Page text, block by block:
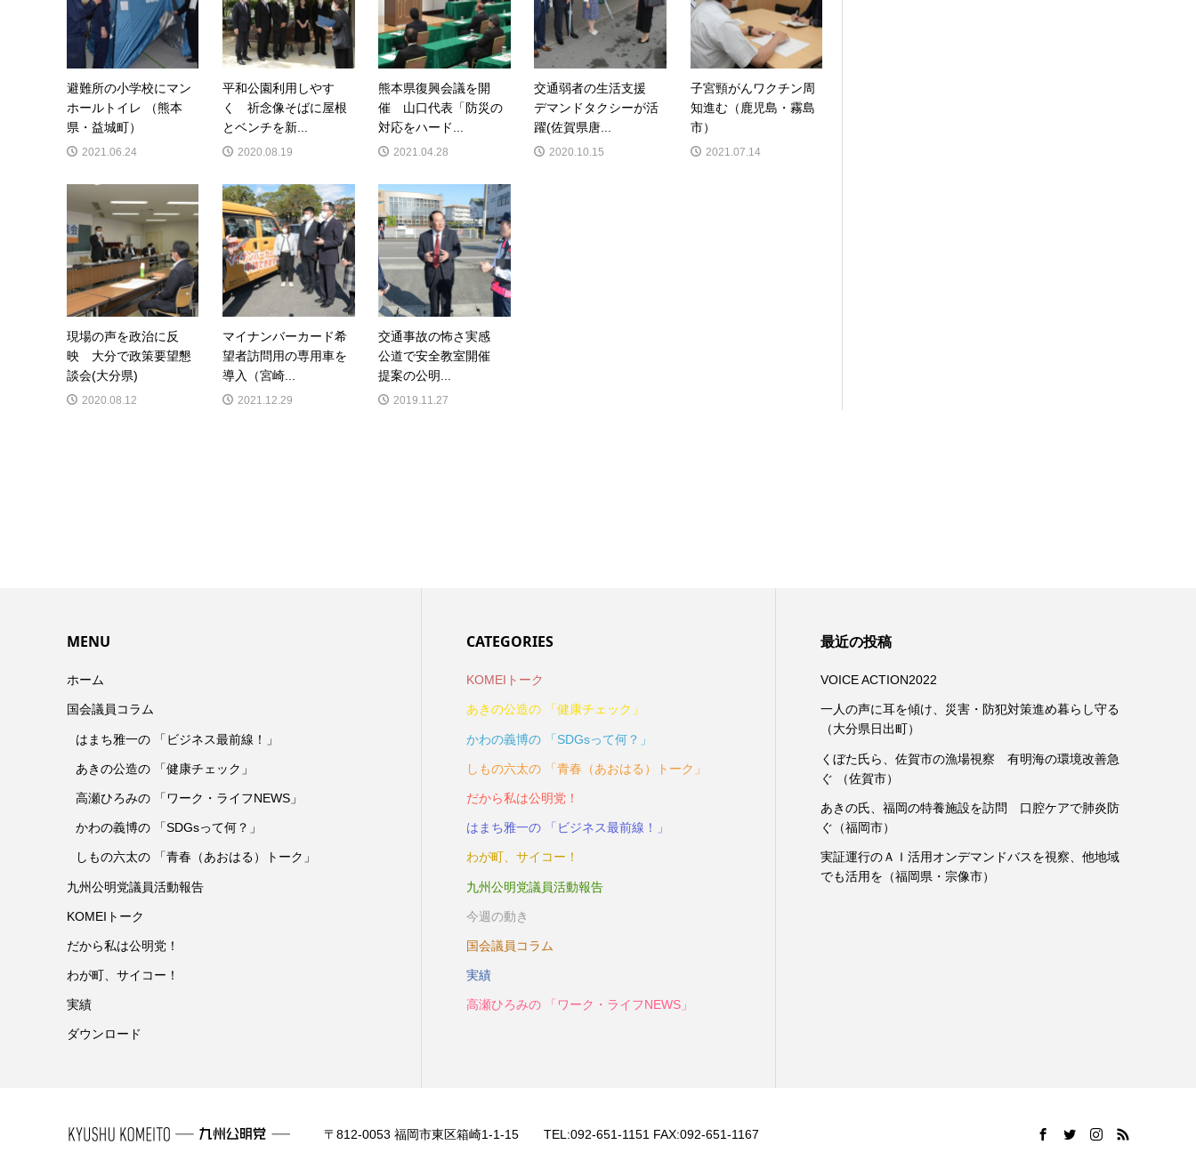
避難所の小学校にマン
ホールトイレ （熊本
県・益城町）
2021.06.24
平和公園利用しやす
く 祈念像そばに屋根
とベンチを新...
2020.08.19
熊本県復興会議を開
催 山口代表「防災の
対応をハード...
2021.04.28
交通弱者の生活支援
デマンドタクシーが活
躍(佐賀県唐...
2020.10.15
子宮頸がんワクチン周
知進む（鹿児島・霧島
市）
2021.07.14
現場の声を政治に反
映 大分で政策要望懇
談会(大分県)
2020.08.12
マイナンバーカード希
望者訪問用の専用車を
導入（宮崎...
2021.12.29
交通事故の怖さ実感
公道で安全教室開催
提案の公明...
2019.11.27
MENU
ホーム
国会議員コラム
はまち雅一の 「ビジネス最前線！」
あきの公造の 「健康チェック」
高瀬ひろみの 「ワーク・ライフNEWS」
かわの義博の 「SDGsって何？」
しもの六太の 「青春（あおはる）トーク」
九州公明党議員活動報告
KOMEIトーク
だから私は公明党！
わが町、サイコー！
実績
ダウンロード
CATEGORIES
KOMEIトーク
あきの公造の 「健康チェック」
かわの義博の 「SDGsって何？」
しもの六太の 「青春（あおはる）トーク」
だから私は公明党！
はまち雅一の 「ビジネス最前線！」
わが町、サイコー！
九州公明党議員活動報告
今週の動き
国会議員コラム
実績
高瀬ひろみの 「ワーク・ライフNEWS」
最近の投稿
VOICE ACTION2022
一人の声に耳を傾け、災害・防犯対策進め暮らし守る
（大分県日出町）
くぼた氏ら、佐賀市の漁場視察 有明海の環境改善急
ぐ （佐賀市）
あきの氏、福岡の特養施設を訪問 口腔ケアで肺炎防
ぐ（福岡市）
実証運行のＡＩ活用オンデマンドバスを視察、他地域
でも活用を（福岡県・宗像市）
〒812-0053 福岡市東区箱崎1-1-15 TEL:092-651-1151 FAX:092-651-1167